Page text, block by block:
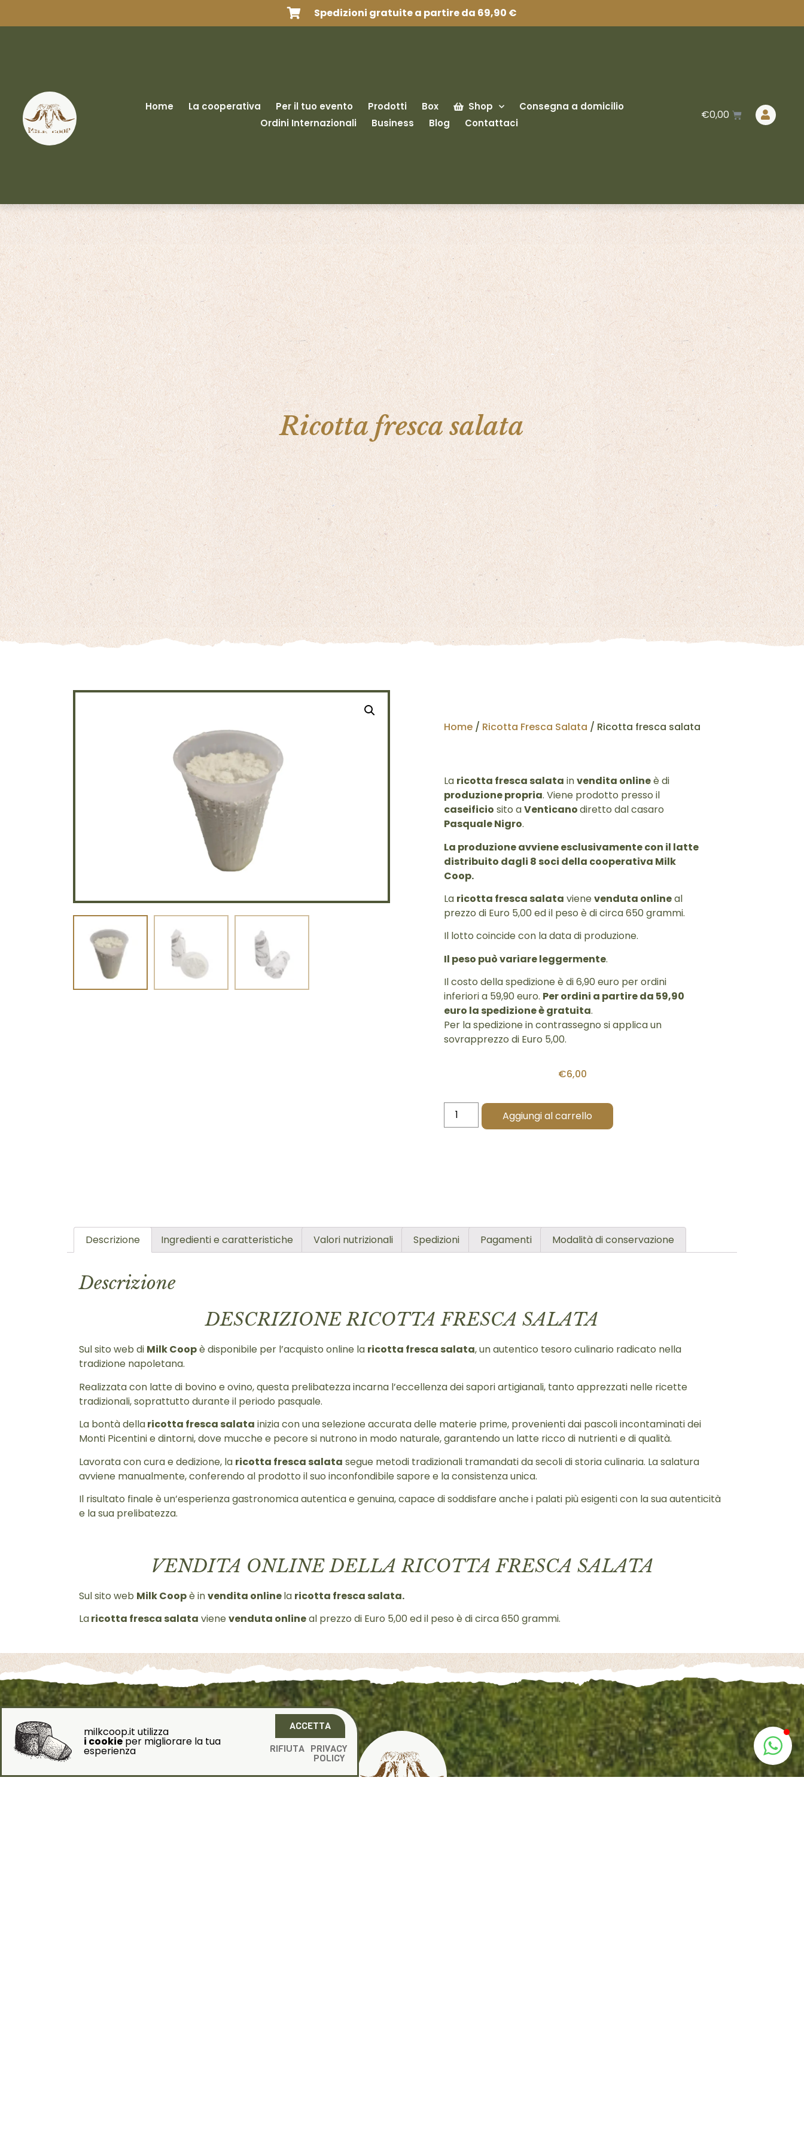
Spedizioni gratuite a partire da 69,90 €
Home La cooperativa Per il tuo evento Prodotti Box Shop
Consegna a domicilio
Ordini Internazionali
Business Blog Contattaci
€0,00
Ricotta fresca salata
Home / Ricotta Fresca Salata / Ricotta fresca salata
La ricotta fresca salata invendita onlineè di
produzione propria. Viene prodotto presso il
caseificio sito aVenticanodiretto dal casaro
Pasquale Nigro.
La produzione avviene esclusivamente con il latte
distribuito dagli 8 soci della cooperativa Milk
Coop.
La ricotta fresca salata vienevenduta onlineal
prezzo di Euro 5,00 ed il peso è di circa 650 grammi.
Il lotto coincide con la data di produzione.
Il peso può variare leggermente.
Il costo della spedizione è di 6,90 euro per ordini
inferiori a 59,90 euro. Per ordini a partire da 59,90
euro la spedizione è gratuita.
Per la spedizione in contrassegno si applica un
sovrapprezzo di Euro 5,00.
€6,00
Aggiungi al carrello
Descrizione Ingredienti e caratteristiche Valori nutrizionali Spedizioni Pagamenti Modalità di conservazione
Descrizione
DESCRIZIONE RICOTTA FRESCA SALATA
Sul sito web di Milk Coopè disponibile per l’acquisto online la ricotta fresca salata, un autentico tesoro culinario radicato nella
tradizione napoletana.
Realizzata con latte di bovino e ovino, questa prelibatezza incarna l’eccellenza dei sapori artigianali, tanto apprezzati nelle ricette
tradizionali, soprattutto durante il periodo pasquale.
La bontà dellaricotta fresca salata inizia con una selezione accurata delle materie prime, provenienti dai pascoli incontaminati dei
Monti Picentini e dintorni, dove mucche e pecore si nutrono in modo naturale, garantendo un latte ricco di nutrienti e di qualità.
Lavorata con cura e dedizione, la ricotta fresca salata segue metodi tradizionali tramandati da secoli di storia culinaria. La salatura
avviene manualmente, conferendo al prodotto il suo inconfondibile sapore e la consistenza unica.
Il risultato finale è un’esperienza gastronomica autentica e genuina, capace di soddisfare anche i palati più esigenti con la sua autenticità
e la sua prelibatezza.
VENDITA ONLINE DELLA RICOTTA FRESCA SALATA
Sul sito web Milk Coopè invendita onlinela ricotta fresca salata.
Laricotta fresca salata vienevenduta onlineal prezzo di Euro 5,00 ed il peso è di circa 650 grammi.
milkcoop.it utilizza
i cookieper migliorare la tua
esperienza
ACCETTA
RIFIUTA PRIVACY
POLICY